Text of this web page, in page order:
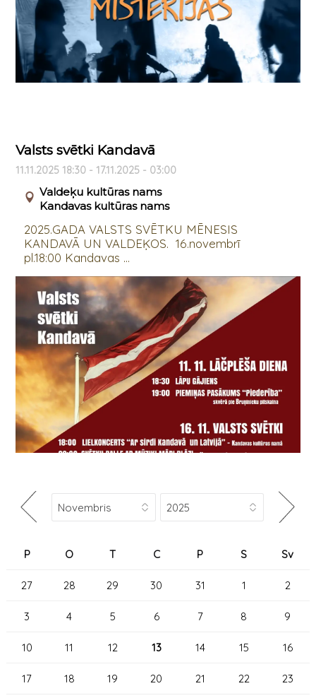
Valsts svētki Kandavā
11.11.2025 18:30 - 17.11.2025 - 03:00
Valdeķu kultūras nams
Kandavas kultūras nams
2025.GADA VALSTS SVĒTKU MĒNESIS
KANDAVĀ UN VALDEĶOS. 16.novembrī
pl.18:00 Kandavas ...
P O T C P S Sv
27 28 29 30 31 1 2
3 4 5 6 7 8 9
10 11 12 13 14 15 16
17 18 19 20 21 22 23